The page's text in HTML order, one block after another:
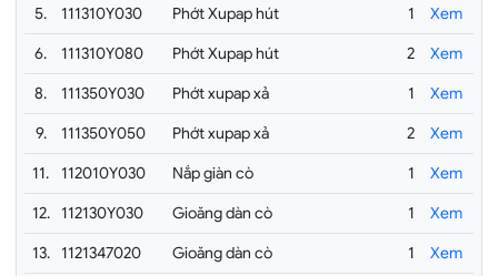
5.
111310Y030 Phớt Xupap hút 1
Xem
6.
111310Y080 Phớt Xupap hút 2
Xem
8.
111350Y030 Phớt xupap xả 1
Xem
9.
111350Y050 Phớt xupap xả 2
Xem
11.
112010Y030 Nắp giàn cò 1
Xem
12.
112130Y030 Gioăng dàn cò 1
Xem
13.
1121347020 Gioăng dàn cò 1
Xem